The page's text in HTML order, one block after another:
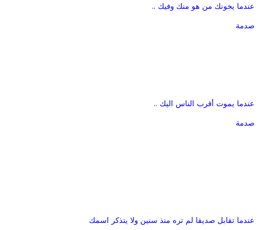
عندما يخونك من هو منك وفيك ..
صدمة
عندما يموت أقرب الناس اليك ..
صدمة
عندما تقابل صديقا لم تره منذ سنين ولا يتذكر اسمك